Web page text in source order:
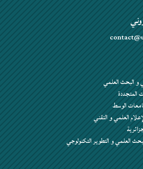
و البحث العلمي
المتجددة
الوسط
العلمي و التقني
العلمي و التطوير التكنولوجي